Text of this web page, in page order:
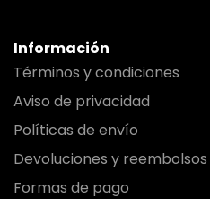
Información
Términos y condiciones
Aviso de privacidad
Políticas de envío
Devoluciones y reembolsos
Formas de pago